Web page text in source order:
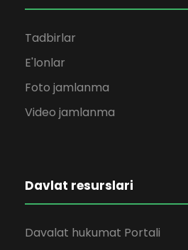
Tadbirlar
E'lonlar
Foto jamlanma
Video jamlanma
Davlat resurslari
Davalat hukumat Portali